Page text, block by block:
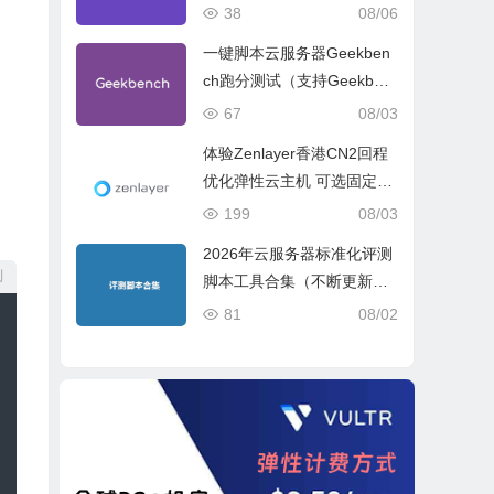
试、网络线路与购买建议08/06
38
一键脚本云服务器Geekben
ch跑分测试（支持Geekben
ch 5 Geekbench 6 Geekbe
08/03
67
体验Zenlayer香港CN2回程
优化弹性云主机 可选固定带
宽或流量模式
08/03
199
2026年云服务器标准化评测
脚本工具合集（不断更新完
善）
08/02
81